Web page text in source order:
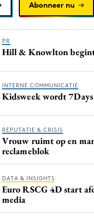
Abonneer nu
PR
Hill & Knowlton
INTERNE COMMUNICATIE
Kidsweek wordt 7Days
REPUTATIE & CRISIS
Vrouw ruimt op en
reclameblok
DATA & INSIGHTS
Euro RSCG 4D start
media